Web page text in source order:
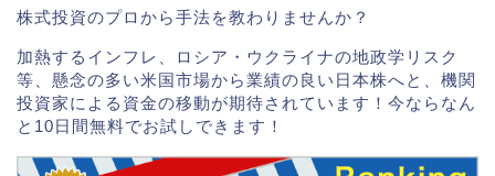
株式投資のプロから手法を教わりませんか？
加熱するインフレ、ロシア・ウクライナの地政学リスク
等、懸念の多い米国市場から業績の良い日本株へと、機関
投資家による資金の移動が期待されています！今ならなん
と10日間無料でお試しできます！